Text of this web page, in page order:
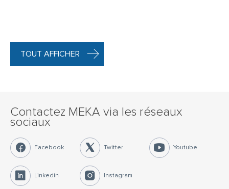
TOUT AFFICHER
Contactez MEKA via les réseaux
sociaux
Facebook Twitter Youtube
Linkedin Instagram